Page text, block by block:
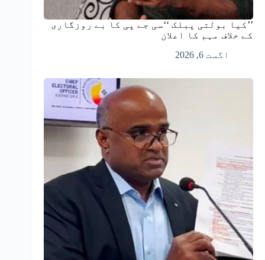
’’کیا بولتی پبلک ‘‘سی جے پی کا بے روزگاری
کے خلاف مہم کا اعلان
اگست 6, 2026